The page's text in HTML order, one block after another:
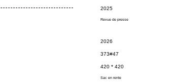
2025
Revue de presse
2026
373#47
420 * 420
Sac en rente